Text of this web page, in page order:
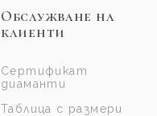
Обслужване на
клиенти
Сертификат
диаманти
Таблица с размери